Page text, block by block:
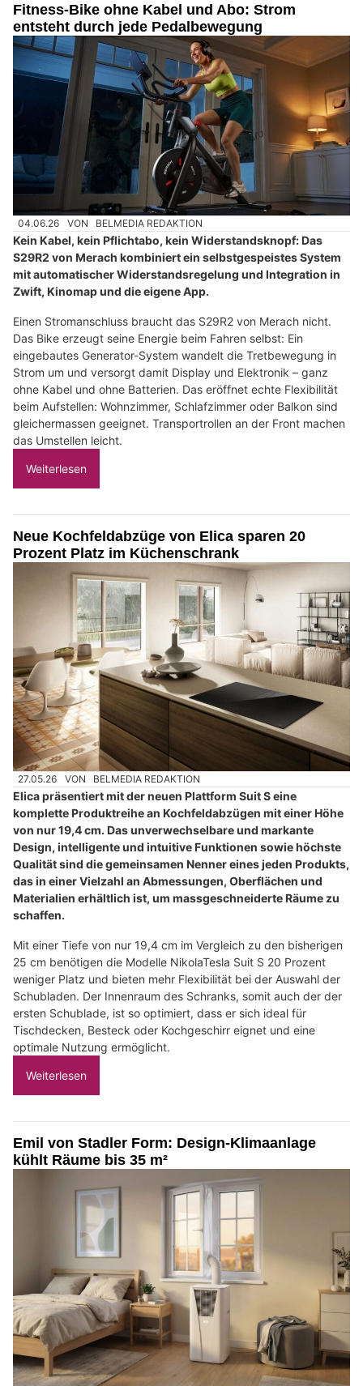
Fitness-Bike ohne Kabel und Abo: Strom
entsteht durch jede Pedalbewegung
04.06.26 VON BELMEDIA REDAKTION
Kein Kabel, kein Pflichtabo, kein Widerstandsknopf: Das
S29R2 von Merach kombiniert ein selbstgespeistes System
mit automatischer Widerstandsregelung und Integration in
Zwift, Kinomap und die eigene App.
Einen Stromanschluss braucht das S29R2 von Merach nicht.
Das Bike erzeugt seine Energie beim Fahren selbst: Ein
eingebautes Generator-System wandelt die Tretbewegung in
Strom um und versorgt damit Display und Elektronik – ganz
ohne Kabel und ohne Batterien. Das eröffnet echte Flexibilität
beim Aufstellen: Wohnzimmer, Schlafzimmer oder Balkon sind
gleichermassen geeignet. Transportrollen an der Front machen
das Umstellen leicht.
Weiterlesen
Neue Kochfeldabzüge von Elica sparen 20
Prozent Platz im Küchenschrank
27.05.26 VON BELMEDIA REDAKTION
Elica präsentiert mit der neuen Plattform Suit S eine
komplette Produktreihe an Kochfeldabzügen mit einer Höhe
von nur 19,4 cm. Das unverwechselbare und markante
Design, intelligente und intuitive Funktionen sowie höchste
Qualität sind die gemeinsamen Nenner eines jeden Produkts,
das in einer Vielzahl an Abmessungen, Oberflächen und
Materialien erhältlich ist, um massgeschneiderte Räume zu
schaffen.
Mit einer Tiefe von nur 19,4 cm im Vergleich zu den bisherigen
25 cm benötigen die Modelle NikolaTesla Suit S 20 Prozent
weniger Platz und bieten mehr Flexibilität bei der Auswahl der
Schubladen. Der Innenraum des Schranks, somit auch der der
ersten Schublade, ist so optimiert, dass er sich ideal für
Tischdecken, Besteck oder Kochgeschirr eignet und eine
optimale Nutzung ermöglicht.
Weiterlesen
Emil von Stadler Form: Design-Klimaanlage
kühlt Räume bis 35 m²